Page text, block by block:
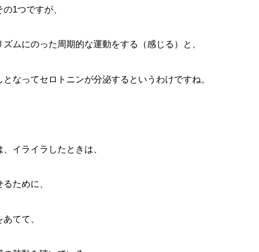
1つですが、
ムにのった周期的な運動をする（感じる）と、
なってセロトニンが分泌するというわけですね。
イライラしたときは、
ために、
てて、